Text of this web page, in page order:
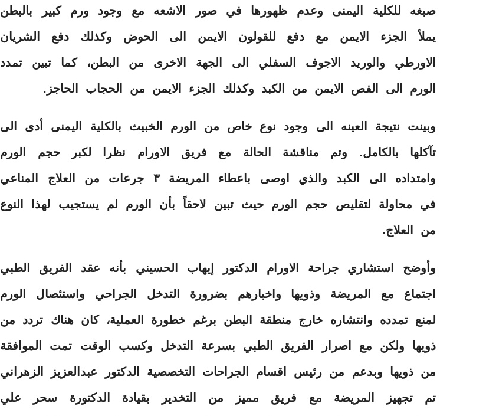
صبغه للكلية اليمنى وعدم ظهورها في صور الاشعه مع وجود ورم كبير بالبطن
يملأ الجزء الايمن مع دفع للقولون الايمن الى الحوض وكذلك دفع الشريان
الاورطي والوريد الاجوف السفلي الى الجهة الاخرى من البطن، كما تبين تمدد
الورم الى الفص الايمن من الكبد وكذلك الجزء الايمن من الحجاب الحاجز.
وبينت نتيجة العينه الى وجود نوع خاص من الورم الخبيث بالكلية اليمنى أدى الى
تآكلها بالكامل. وتم مناقشة الحالة مع فريق الاورام نظرا لكبر حجم الورم
وامتداده الى الكبد والذي اوصى باعطاء المريضة ٣ جرعات من العلاج المناعي
في محاولة لتقليص حجم الورم حيث تبين لاحقاً بأن الورم لم يستجيب لهذا النوع
من العلاج.
وأوضح استشاري جراحة الاورام الدكتور إيهاب الحسيني بأنه عقد الفريق الطبي
اجتماع مع المريضة وذويها واخبارهم بضرورة التدخل الجراحي واستئصال الورم
لمنع تمدده وانتشاره خارج منطقة البطن برغم خطورة العملية، كان هناك تردد من
ذويها ولكن مع اصرار الفريق الطبي بسرعة التدخل وكسب الوقت تمت الموافقة
من ذويها وبدعم من رئيس اقسام الجراحات التخصصية الدكتور عبدالعزيز الزهراني
تم تجهيز المريضة مع فريق مميز من التخدير بقيادة الدكتورة سحر علي